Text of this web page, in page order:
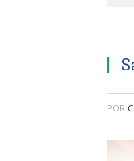
POR